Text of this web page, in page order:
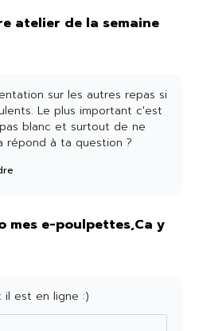
atelier de la semaine
sur les autres repas si
Le plus important c'est
blanc et surtout de ne
répond à ta question ?
loin tu peux booker un
pas à me dire
mes e-poulpettes,Ca y
il est en ligne :)